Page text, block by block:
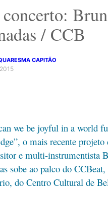
/ CCB
CAPITÃO
we be joyful in a world
o mais recente projeto
e multi-instrumentista
sobe ao palco do
do Centro Cultural de